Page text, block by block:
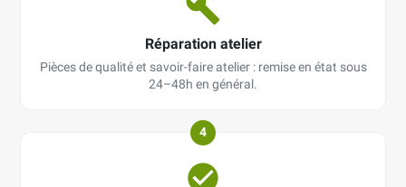
Réparation atelier
Pièces de qualité et savoir-faire atelier : remise en état sous
24–48h en général.
4